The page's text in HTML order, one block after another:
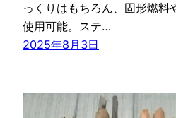
っくりはもちろん、固形燃料
使用可能。ステ…
2025年8月3日